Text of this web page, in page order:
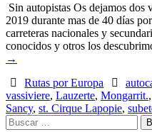
Sin autopistas Os dejamos
2019 durante mas de 40 días
carreteras nacionales y
conocidos y otros los
→
Rutas por Europa
vassiviere, Lauzerte, Mongarrit.,
Sancy, st. Cirque Lapopie,
Buscar: